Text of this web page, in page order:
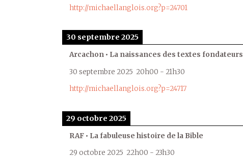
http://michaellanglois.org?p=24701
30 septembre 2025
Arcachon • La naissances des textes fondateurs
30 septembre 2025 20h00 - 21h30
http://michaellanglois.org?p=24717
29 octobre 2025
RAF • La fabuleuse histoire de la Bible
29 octobre 2025 22h00 - 23h30